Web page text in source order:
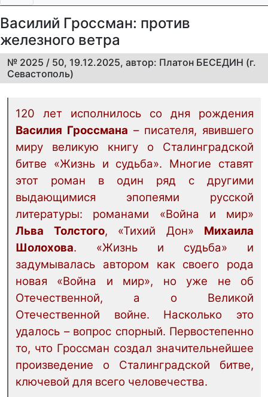
Василий Гроссман: против
железного ветра
№ 2025 / 50, 19.12.2025, автор: Платон БЕСЕДИН (г.
Севастополь)
120 лет исполнилось со дня рождения
Василия Гроссмана – писателя, явившего
миру великую книгу о Сталинградской
битве «Жизнь и судьба». Многие ставят
этот роман в один ряд с другими
выдающимися эпопеями русской
литературы: романами «Война и мир»
Льва Толстого, «Тихий Дон» Михаила
Шолохова. «Жизнь и судьба» и
задумывалась автором как своего рода
новая «Война и мир», но уже не об
Отечественной, а о Великой
Отечественной войне. Насколько это
удалось – вопрос спорный. Первостепенно
то, что Гроссман создал значительнейшее
произведение о Сталинградской битве,
ключевой для всего человечества.